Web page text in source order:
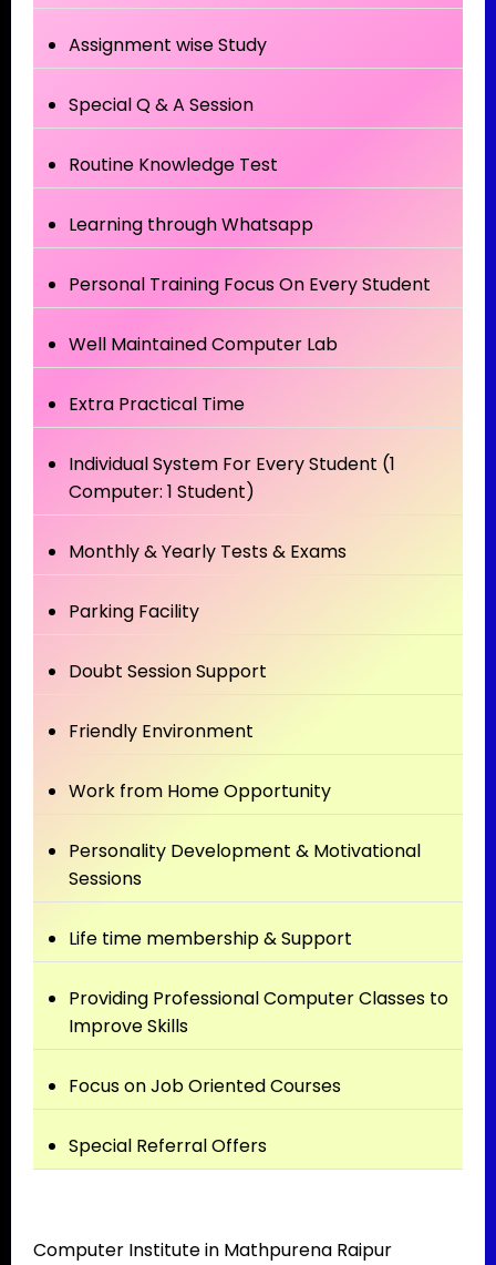
Assignment wise Study
Special Q & A Session
Routine Knowledge Test
Learning through Whatsapp
Personal Training Focus On Every Student
Well Maintained Computer Lab
Extra Practical Time
Individual System For Every Student (1
Computer: 1 Student)
Monthly & Yearly Tests & Exams
Parking Facility
Doubt Session Support
Friendly Environment
Work from Home Opportunity
Personality Development & Motivational
Sessions
Life time membership & Support
Providing Professional Computer Classes to
Improve Skills
Focus on Job Oriented Courses
Special Referral Offers
Computer Institute in Mathpurena Raipur